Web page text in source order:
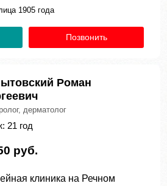
1905 года
Позвонить
Роман
дерматолог
21 год
руб.
клиника на Речном